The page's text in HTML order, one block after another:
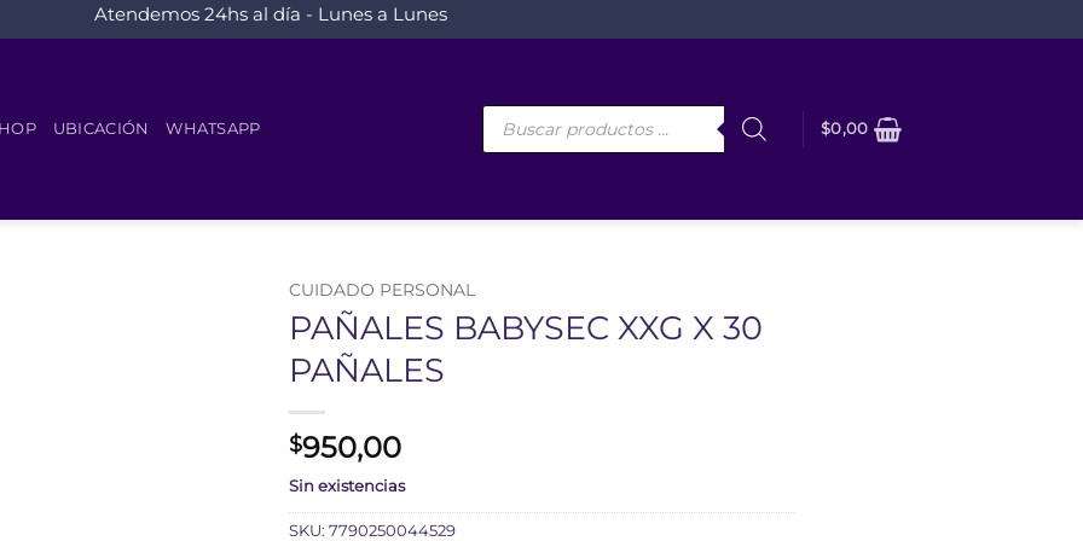
Atendemos 24hs al día - Lunes a Lunes
UBICACIÓN WHATSAPP
Búsqueda
$0,00
CUIDADO PERSONAL
PAÑALES BABYSEC XXG X 30
PAÑALES
$950,00
Sin existencias
SKU: 7790250044529